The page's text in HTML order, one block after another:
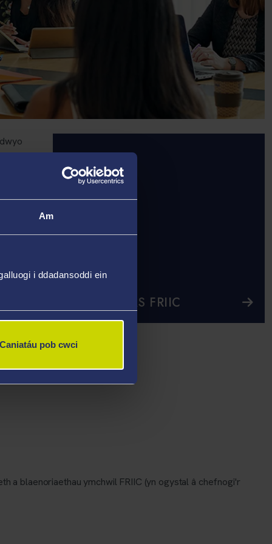
Am
i ddadansoddi ein
Caniatáu pob cwci
a
HYB CANVAS FRIIC
a blaenoriaethau ymchwil FRIIC (yn ogystal â chefnogi'r